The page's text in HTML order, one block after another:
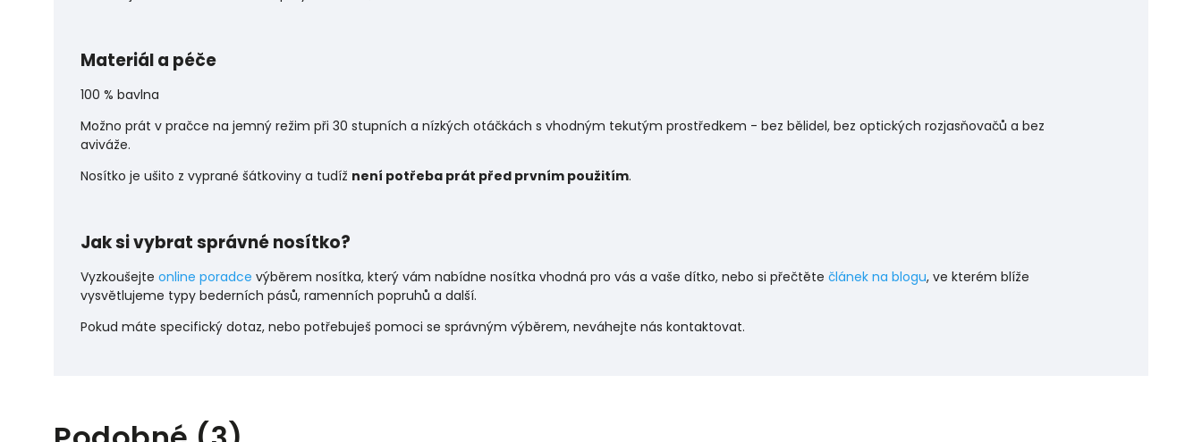
Materiál a péče
100 % bavlna
Možno prát v pračce na jemný režim při 30 stupních a nízkých otáčkách s vhodným tekutým prostředkem - bez bělidel, bez optických rozjasňovačů a bez
aviváže.
Nosítko je ušito z vyprané šátkoviny a tudíž není potřeba prát před prvním použitím.
Jak si vybrat správné nosítko?
Vyzkoušejte online poradce výběrem nosítka, který vám nabídne nosítka vhodná pro vás a vaše dítko, nebo si přečtěte článek na blogu, ve kterém blíže
vysvětlujeme typy bederních pásů, ramenních popruhů a další.
Pokud máte specifický dotaz, nebo potřebuješ pomoci se správným výběrem, neváhejte nás kontaktovat.